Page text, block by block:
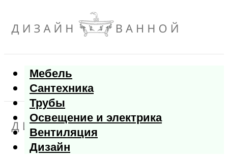
Мебель
Сантехника
Трубы
Освещение и электрика
Вентиляция
Дизайн